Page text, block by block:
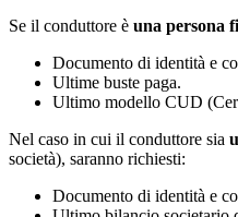
Se il conduttore è una persona
Documento di identità e
Ultime buste paga.
Ultimo modello CUD
Nel caso in cui il conduttore sia
società), saranno richiesti:
Documento di identità e